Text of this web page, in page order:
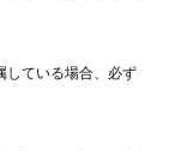
している場合、必ず